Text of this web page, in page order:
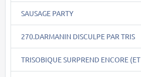
SAUSAGE PARTY
270.DARMANIN DISCULPE PAR TRIS
TRISOBIQUE SURPREND ENCORE (ET